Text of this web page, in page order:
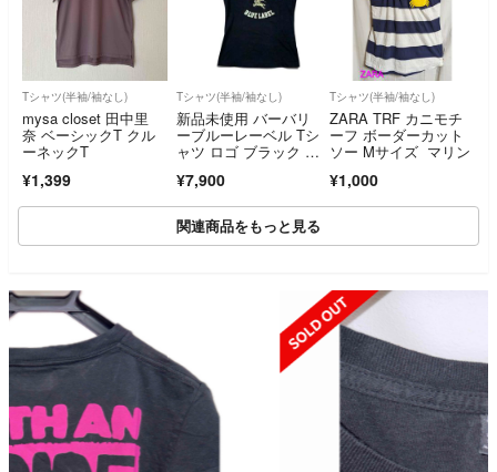
Tシャツ(半袖/袖なし)
mysa closet 田中里
奈 ベーシックT クル
ーネックT
¥1,399
Tシャツ(半袖/袖なし)
新品未使用 バーバリ
ーブルーレーベル Tシ
ャツ ロゴ ブラック 半
¥7,900
Tシャツ(半袖/袖なし)
ZARA TRF カニモチ
ーフ ボーダーカット
ソー Mサイズ マリン
¥1,000
関連商品をもっと見る